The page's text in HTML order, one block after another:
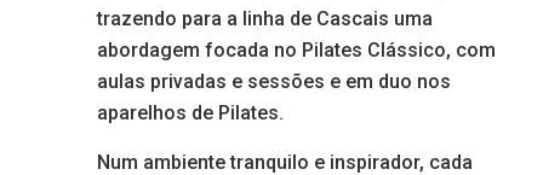
trazendo para a linha de Cascais uma
abordagem focada no Pilates Clássico, com
aulas privadas e sessões e em duo nos
aparelhos de Pilates.
Num ambiente tranquilo e inspirador, cada